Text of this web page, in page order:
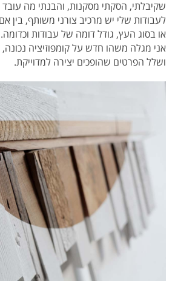
שקיבלתי, הסקתי מסקנות, והבנתי מה עובד
לעבודות שלי יש מרכיב צורני משותף, בין
או בסוג העץ, גודל דומה של עבודות
אני מגלה משהו חדש על קומפוזיציה נכונה,
ושלל הפרטים שהופכים יצירה למדוייקת.